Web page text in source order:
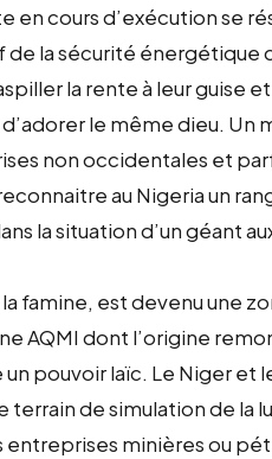
en cours d’exécution se
la sécurité énergétique
la rente à leur guise
le même dieu.
non occidentales et
au Nigeria un
la situation d’un géant
famine, est devenu une
AQMI dont l’origine
pouvoir laïc. Le Niger et
terrain de simulation de la
minières ou